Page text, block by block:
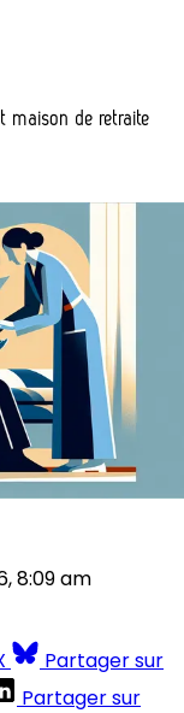
maison de retraite
8:09 am
Partager sur
Partager sur